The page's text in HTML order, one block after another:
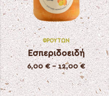
ΦΡΟΎΤΩΝ
Εσπεριδοειδή
6,00€–12,00€